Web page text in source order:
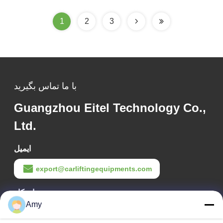
1 2 3
با ما تماس بگیرید
Guangzhou Eitel Technology Co.,
Ltd.
ایمیل
export@carliftingequipments.com
زمان کار
09:00-18:00
Amy